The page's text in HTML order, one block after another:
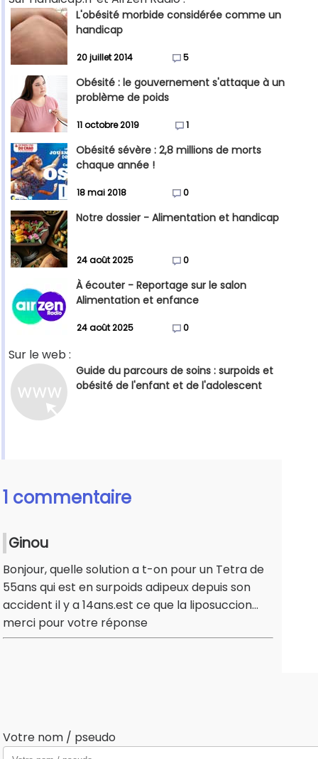
L'obésité morbide considérée comme un
handicap
20 juillet 2014 5
Obésité : le gouvernement s'attaque à un
problème de poids
11 octobre 2019 1
Obésité sévère : 2,8 millions de morts
chaque année !
18 mai 2018 0
Notre dossier - Alimentation et handicap
24 août 2025 0
À écouter - Reportage sur le salon
Alimentation et enfance
24 août 2025 0
Sur le web :
Guide du parcours de soins : surpoids et
obésité de l'enfant et de l'adolescent
1 commentaire
Ginou
Bonjour, quelle solution a t-on pour un Tetra de
55ans qui est en surpoids adipeux depuis son
accident il y a 14ans.est ce que la liposuccion...
merci pour votre réponse
Votre nom / pseudo